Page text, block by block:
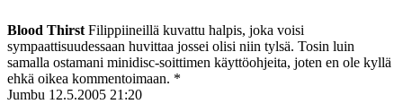
Blood Thirst Filippiineillä kuvattu halpis, joka voisi
sympaattisuudessaan huvittaa jossei olisi niin tylsä. Tosin luin
samalla ostamani minidisc-soittimen käyttöohjeita, joten en ole kyllä
ehkä oikea kommentoimaan. *
Jumbu 12.5.2005 21:20